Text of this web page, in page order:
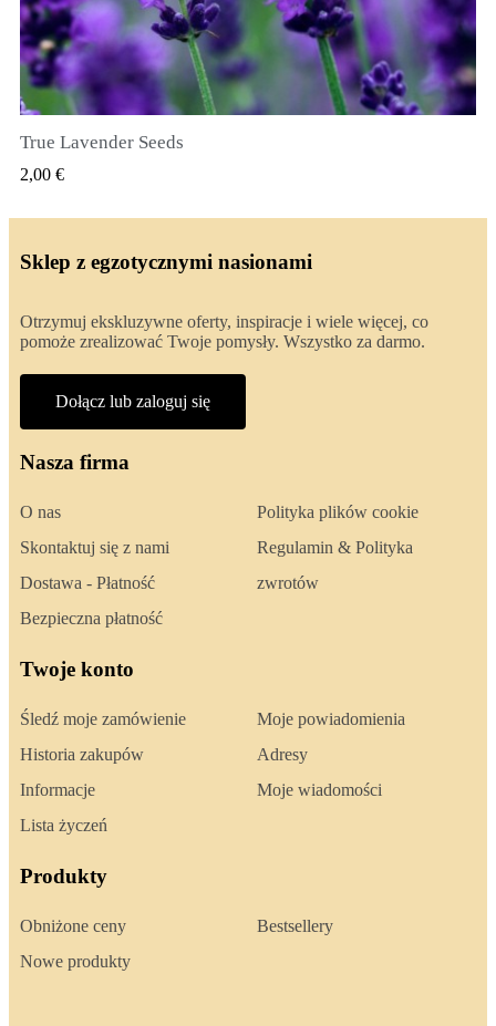
SZYBKI PODGLĄD
True Lavender Seeds
2,00 €
Sklep z egzotycznymi nasionami
Otrzymuj ekskluzywne oferty, inspiracje i wiele więcej, co
pomoże zrealizować Twoje pomysły. Wszystko za darmo.
Dołącz lub zaloguj się
Nasza firma
O nas
Skontaktuj się z nami
Dostawa - Płatność
Bezpieczna płatność
Polityka plików cookie
Regulamin & Polityka
zwrotów
Twoje konto
Śledź moje zamówienie
Historia zakupów
Informacje
Lista życzeń
Moje powiadomienia
Adresy
Moje wiadomości
Produkty
Obniżone ceny
Nowe produkty
Bestsellery